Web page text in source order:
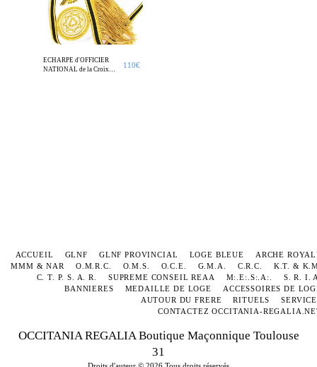
ECHARPE d'OFFICIER
NATIONAL de la Croix
110€
OCCITANIA REGALIA Boutique Maçonnique Toulouse
31
Droits d'auteur © 2026 Tous droits réservés
ACCUEIL GLNF GLNF PROVINCIAL LOGE BLEUE
ARCHE
MMM & NAR
O.M.R.C. O.M.S. O.C.E. G.M.A. C.R.C.
K.T. &
C. T. P. S. A. R.
SUPREME CONSEIL REAA M:.E:.S:.A:.
S. R. I.
BANNIERES
MEDAILLE DE LOGE
ACCESSOIRES DE
AUTOUR DU FRERE
RITUELS
CONTACTEZ OCCITANIA-